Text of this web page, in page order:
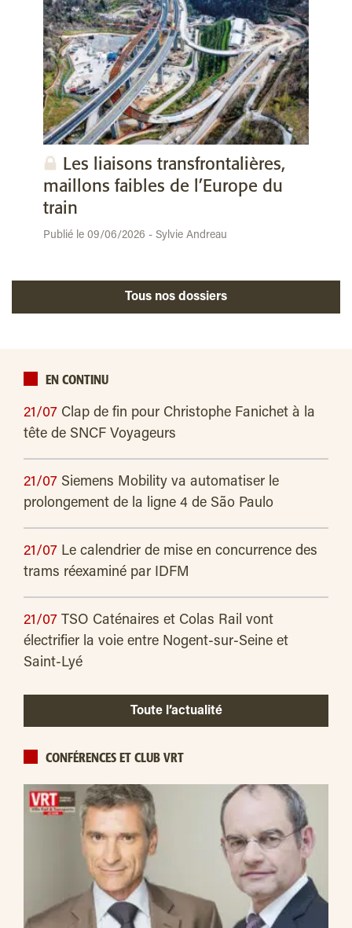
Les liaisons transfrontalières,
maillons faibles de l’Europe du
train
Publié le 09/06/2026 - Sylvie Andreau
Tous nos dossiers
EN CONTINU
21/07 Clap de fin pour Christophe Fanichet à la
tête de SNCF Voyageurs
21/07 Siemens Mobility va automatiser le
prolongement de la ligne 4 de São Paulo
21/07 Le calendrier de mise en concurrence des
trams réexaminé par IDFM
21/07 TSO Caténaires et Colas Rail vont
électrifier la voie entre Nogent-sur-Seine et
Saint-Lyé
Toute l’actualité
CONFÉRENCES ET CLUB VRT